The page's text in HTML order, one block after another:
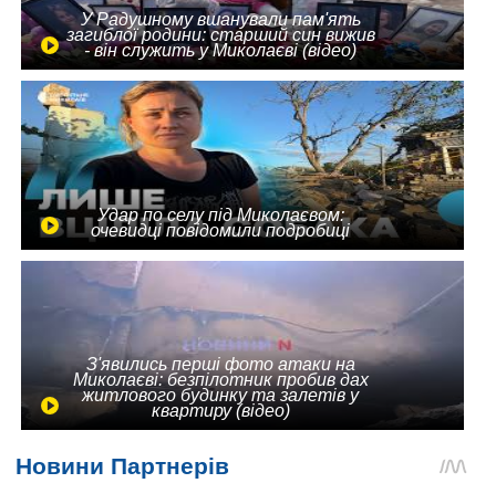
У Радушному вшанували пам'ять
загиблої родини: старший син вижив
- він служить у Миколаєві (відео)
Удар по селу під Миколаєвом:
очевидці повідомили подробиці
З'явились перші фото атаки на
Миколаєві: безпілотник пробив дах
житлового будинку та залетів у
квартиру (відео)